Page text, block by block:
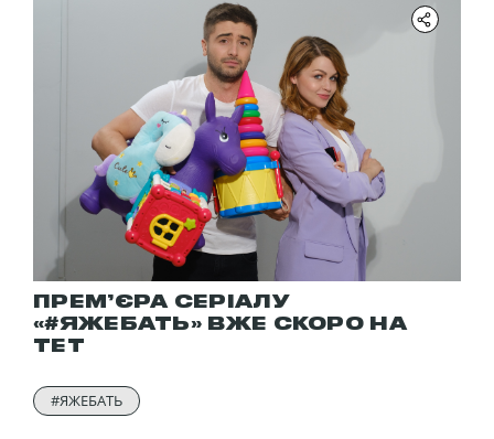
ПРЕМ’ЄРА СЕРІАЛУ
«#ЯЖЕБАТЬ» ВЖЕ СКОРО НА
ТЕТ
#ЯЖЕБАТЬ